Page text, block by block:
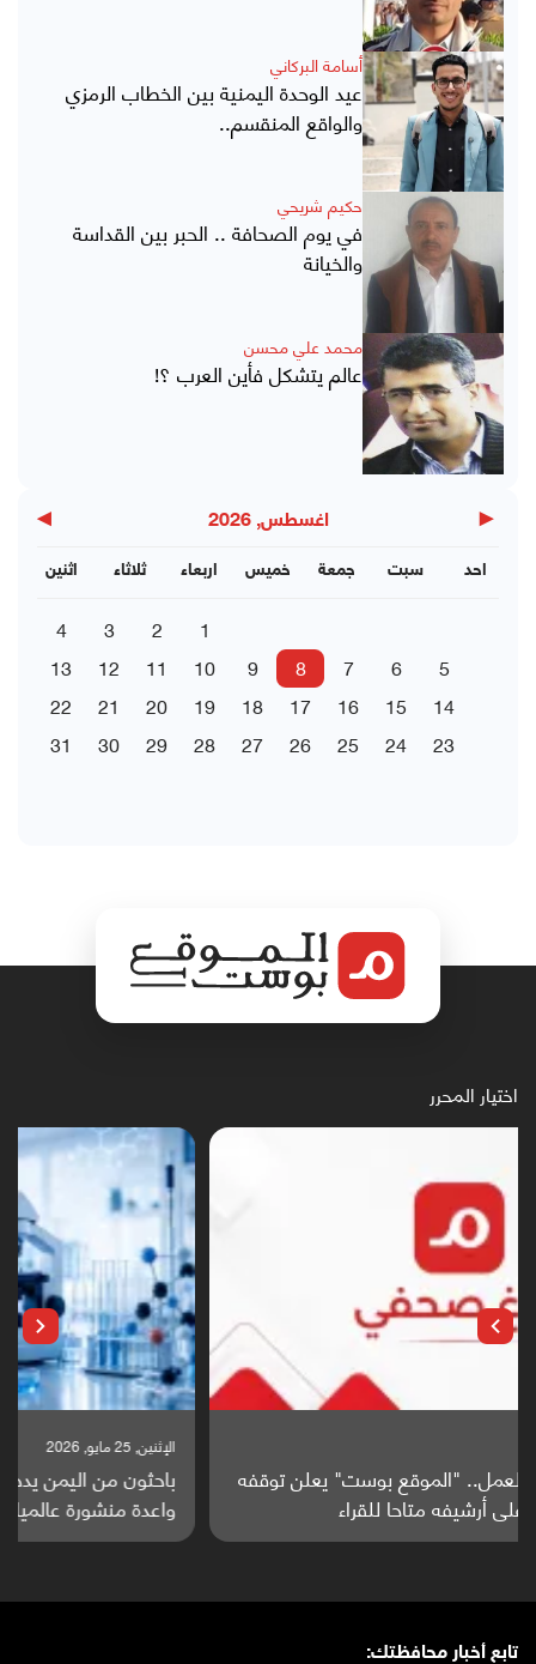
أسامة البركاني
عيد الوحدة اليمنية بين الخطاب الرمزي
والواقع المنقسم..
حكيم شريحي
في يوم الصحافة .. الحبر بين القداسة
والخيانة
محمد علي محسن
عالم يتشكل فأين العرب ؟!
◀ اغسطس, 2026 ▶
اثنين ثلاثاء اربعاء خميس جمعة سبت احد
1
2
3
4
5
6
7
8
9
10
11
12
13
14
15
16
17
18
19
20
21
22
23
24
25
26
27
28
29
30
31
اختيار المحرر
باحثون من اليمن يدخلون سباق أبحاث ألزهايمر بدراسة
واعدة منشورة عالميا (ترجمة)
تابع أخبار محافظتك: